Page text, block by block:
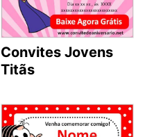
Convites Jovens
Titãs